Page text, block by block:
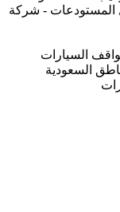
- 0500559613 - اعمال المستودعات - شركة
السيارات
السعودية